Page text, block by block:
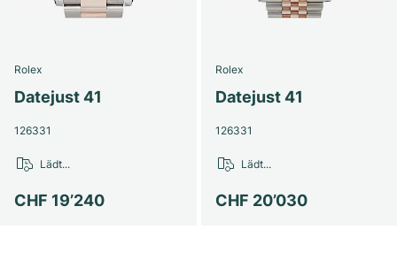
Rolex
Datejust 41
126331
CHF 19’240
Lädt...
Rolex
Datejust 41
126331
CHF 20’030
Lädt...